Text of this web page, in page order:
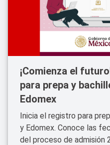
¡Comienza el
para prepa y
Edomex
Inicia el registro para
y Edomex. Conoce las
del proceso de admisión